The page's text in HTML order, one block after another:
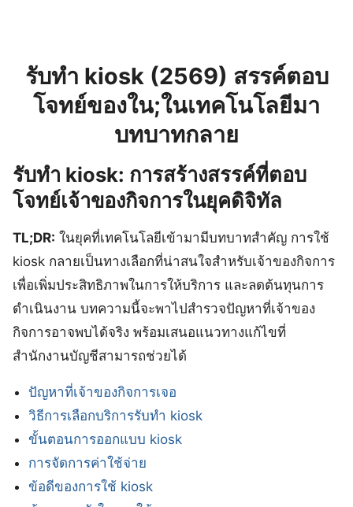
รับทำ kiosk (2569) สรรค์ตอบ
โจทย์ของใน;ในเทคโนโลยีมา
บทบาทกลาย
รับทำ kiosk: การสร้างสรรค์ที่ตอบ
โจทย์เจ้าของกิจการในยุคดิจิทัล
TL;DR: ในยุคที่เทคโนโลยีเข้ามามีบทบาทสำคัญ การใช้
kiosk กลายเป็นทางเลือกที่น่าสนใจสำหรับเจ้าของกิจการ
เพื่อเพิ่มประสิทธิภาพในการให้บริการ และลดต้นทุนการ
ดำเนินงาน บทความนี้จะพาไปสำรวจปัญหาที่เจ้าของ
กิจการอาจพบได้จริง พร้อมเสนอแนวทางแก้ไขที่
สำนักงานบัญชีสามารถช่วยได้
ปัญหาที่เจ้าของกิจการเจอ
วิธีการเลือกบริการรับทำ kiosk
ขั้นตอนการออกแบบ kiosk
การจัดการค่าใช้จ่าย
ข้อดีของการใช้ kiosk